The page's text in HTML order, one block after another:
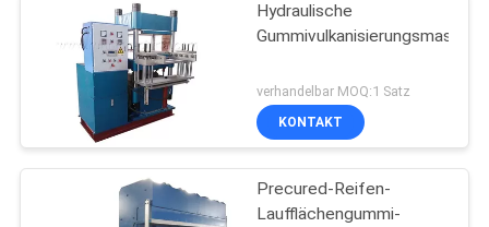
Hydraulische
verhandelbar MOQ:1 Satz
KONTAKT
Precured-Reifen-
Laufflächengummi-